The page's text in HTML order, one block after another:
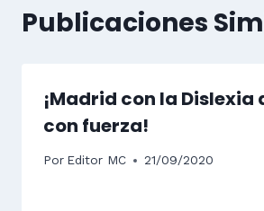
Publicaciones
¡Madrid con la
con fuerza!
Por Editor MC 21/09/2020